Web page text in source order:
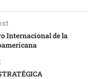
Internacional de la